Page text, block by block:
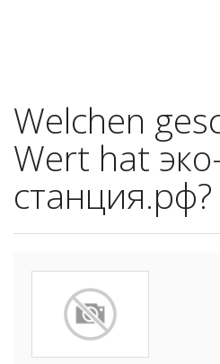
Welchen
Wert hat
станция.рф?